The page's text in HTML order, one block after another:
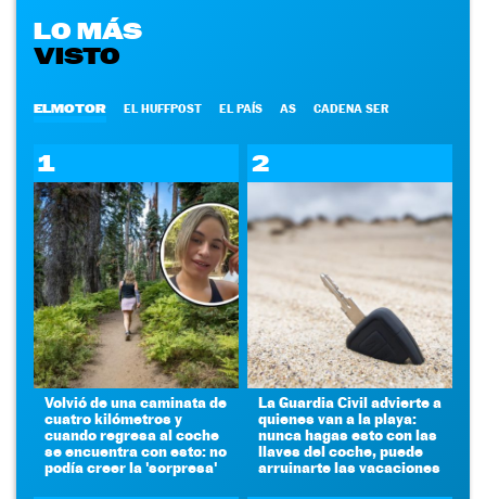
LO MÁS
VISTO
ELMOTOR EL HUFFPOST EL PAÍS AS CADENA SER
1
Volvió de una caminata de
cuatro kilómetros y
cuando regresa al coche
se encuentra con esto: no
podía creer la 'sorpresa'
2
La Guardia Civil advierte a
quienes van a la playa:
nunca hagas esto con las
llaves del coche, puede
arruinarte las vacaciones